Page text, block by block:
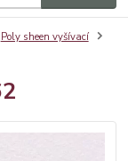
Poly sheen vyšívací